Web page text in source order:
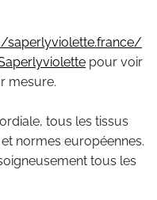
saperlyviolette.france/
pour voir
mesure.
tous les tissus
normes européennes.
tous les